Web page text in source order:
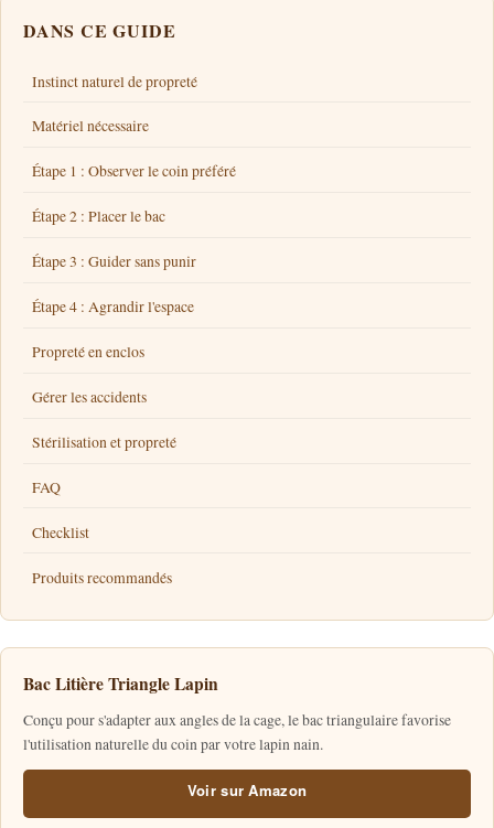
DANS CE GUIDE
Instinct naturel de propreté
Matériel nécessaire
Étape 1 : Observer le coin préféré
Étape 2 : Placer le bac
Étape 3 : Guider sans punir
Étape 4 : Agrandir l'espace
Propreté en enclos
Gérer les accidents
Stérilisation et propreté
FAQ
Checklist
Produits recommandés
Bac Litière Triangle Lapin
Conçu pour s'adapter aux angles de la cage, le bac triangulaire favorise
l'utilisation naturelle du coin par votre lapin nain.
Voir sur Amazon